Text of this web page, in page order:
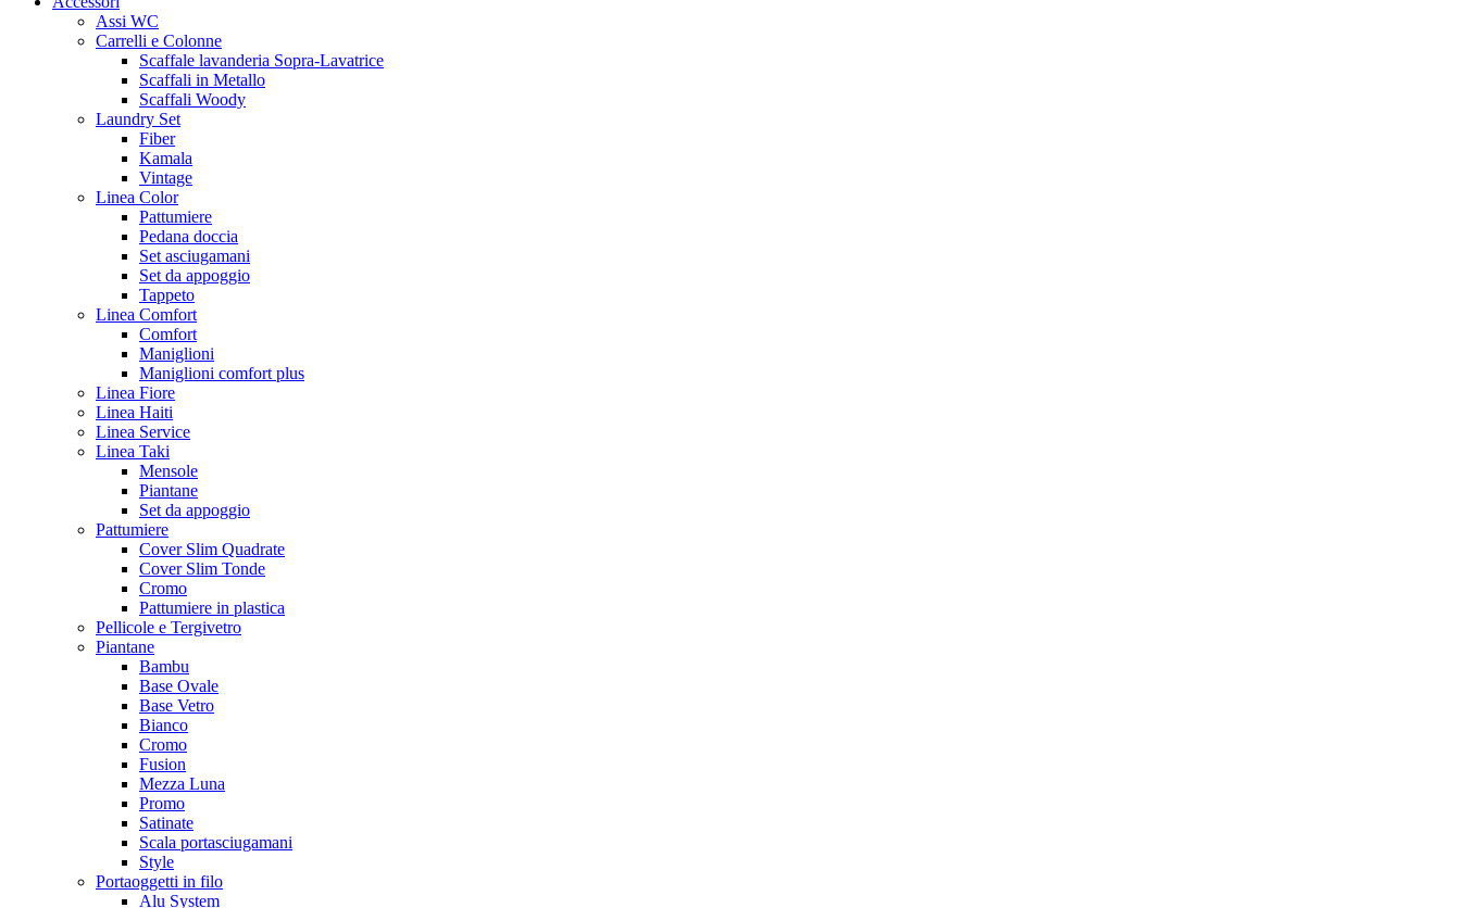
Assi WC
Carrelli e Colonne
Scaffale lavanderia Sopra-Lavatrice
Scaffali in Metallo
Scaffali Woody
Laundry Set
Fiber
Kamala
Vintage
Linea Color
Pattumiere
Pedana doccia
Set asciugamani
Set da appoggio
Tappeto
Linea Comfort
Comfort
Maniglioni
Maniglioni comfort plus
Linea Fiore
Linea Haiti
Linea Service
Linea Taki
Mensole
Piantane
Set da appoggio
Pattumiere
Cover Slim Quadrate
Cover Slim Tonde
Cromo
Pattumiere in plastica
Pellicole e Tergivetro
Piantane
Bambu
Base Ovale
Base Vetro
Bianco
Cromo
Fusion
Mezza Luna
Promo
Satinate
Scala portasciugamani
Style
Portaoggetti in filo
Alu System